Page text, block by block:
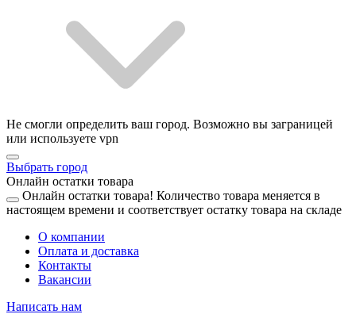
Не смогли определить ваш город. Возможно вы заграницей
или используете vpn
Выбрать город
Онлайн остатки товара
Онлайн остатки товара! Количество товара меняется в
настоящем времени и соответствует остатку товара на складе
О компании
Оплата и доставка
Контакты
Вакансии
Написать нам